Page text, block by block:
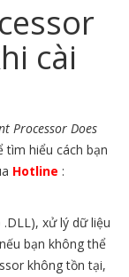
cài
Processor Does
tìm hiểu cách bạn
Hotline :
xử lý dữ liệu
bạn không thể
không tồn tại,